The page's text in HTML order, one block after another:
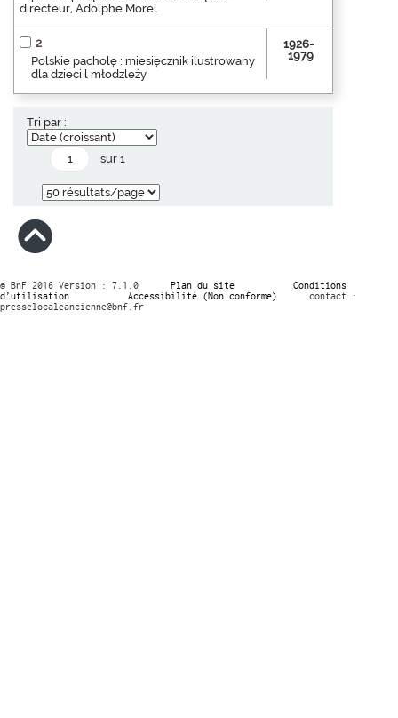
directeur, Adolphe Morel
2
Polskie pacholę : miesięcznik ilustrowany
dla dzieci l młodzleży
1926-
1979
Tri par :
sur 1
© BnF 2016 Version : 7.1.0 Plan du site
Conditions
d’utilisation
Accessibilité (Non conforme)
contact :
presselocaleancienne@bnf.fr